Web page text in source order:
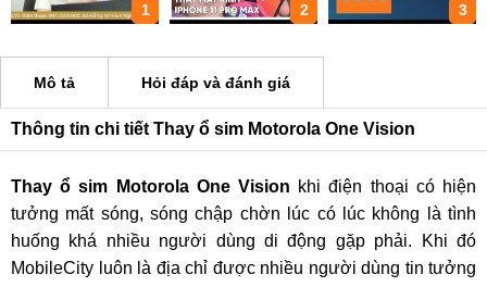
1 2 3
Mô tả Hỏi đáp và đánh giá
Thông tin chi tiết Thay ổ sim Motorola One Vision
Thay ổ sim Motorola One Vision khi điện thoại có hiện
tưởng mất sóng, sóng chập chờn lúc có lúc không là tình
huống khá nhiều người dùng di động gặp phải. Khi đó
MobileCity luôn là địa chỉ được nhiều người dùng tin tưởng